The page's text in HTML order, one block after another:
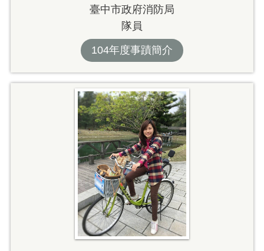
臺中市政府消防局
隊員
104年度事蹟簡介